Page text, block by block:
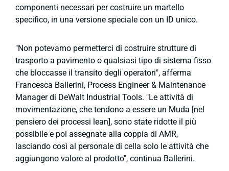
componenti necessari per costruire un martello
specifico, in una versione speciale con un ID unico.
"Non potevamo permetterci di costruire strutture di
trasporto a pavimento o qualsiasi tipo di sistema fisso
che bloccasse il transito degli operatori", afferma
Francesca Ballerini, Process Engineer & Maintenance
Manager di DeWalt Industrial Tools. "Le attività di
movimentazione, che tendono a essere un Muda [nel
pensiero dei processi lean], sono state ridotte il più
possibile e poi assegnate alla coppia di AMR,
lasciando così al personale di cella solo le attività che
aggiungono valore al prodotto", continua Ballerini.